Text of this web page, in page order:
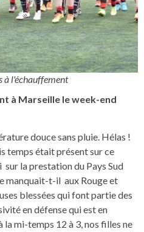
à l'échauffement
à Marseille le week-end
douce sans pluie. Hélas !
temps était présent sur ce
la prestation du Pays Sud
manquait-t-il aux Rouge et
blessées qui font partie des
en défense qui est en
mi-temps 12 à 3, nos filles ne